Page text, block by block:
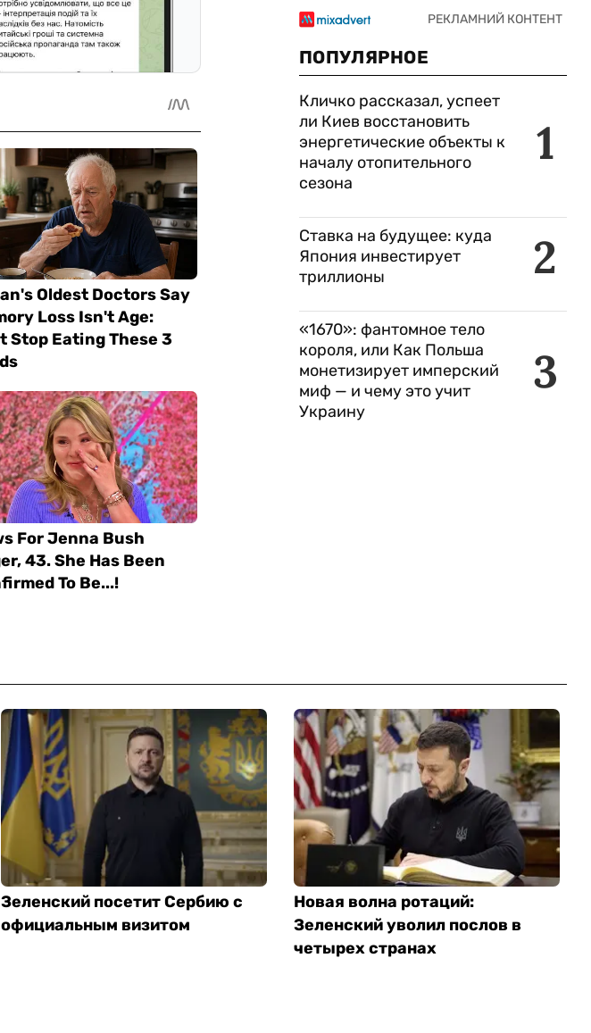
ПОПУЛЯРНОЕ
1
Кличко рассказал, успеет
ли Киев восстановить
энергетические объекты к
началу отопительного
сезона
2
Ставка на будущее: куда
Япония инвестирует
триллионы
3
«1670»: фантомное тело
короля, или Как Польша
монетизирует имперский
миф — и чему это учит
Украину
Зеленский посетит Сербию с
официальным визитом
Новая волна ротаций:
Зеленский уволил послов в
четырех странах